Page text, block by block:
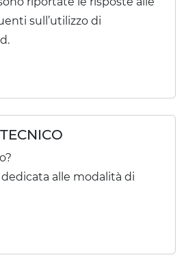
sull’utilizzo di
alle modalità di